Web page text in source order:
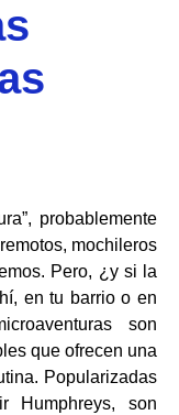
probablemente
mochileros
Pero, ¿y si la
en tu barrio o en
son
que ofrecen una
Popularizadas
Humphreys, son